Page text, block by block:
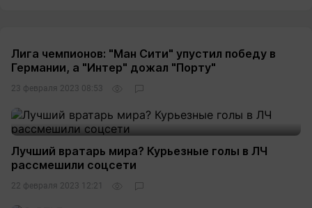
Лига чемпионов: "Ман Сити" упустил победу в
Германии, а "Интер" дожал "Порту"
23 февраля 2023 08:53
Лучший вратарь мира? Курьезные голы в ЛЧ
рассмешили соцсети
22 февраля 2023 12:21